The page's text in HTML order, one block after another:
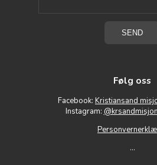
Følg oss
Facebook: Kristiansand
Instagram:
...